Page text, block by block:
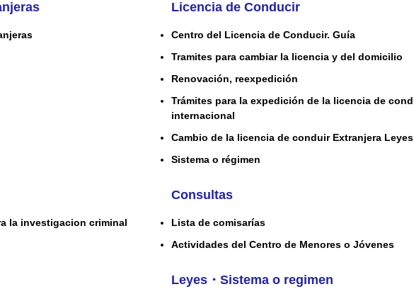
Licencia de Conducir
Centro del Licencia de Conducir. Guía
Tramites para cambiar la licencia y del domicilio
Renovación, reexpedición
Trámites para la expedición de la licencia de
internacional
Cambio de la licencia de conduir Extranjera Leyes
Sistema o régimen
la investigacion criminal
Consultas
Lista de comisarías
Actividades del Centro de Menores o Jóvenes
Leyes・Sistema o regimen